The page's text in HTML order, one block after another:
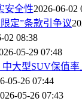
安全性2026-06-02
定”条款引争议
02 08:38
05-29 07:48
大型SUV保值率
05-26 07:44
05-26 07:43